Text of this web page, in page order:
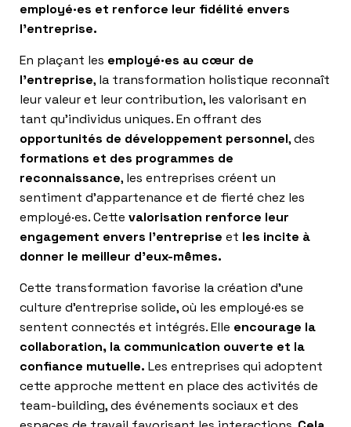
employé·es et renforce leur fidélité envers
l’entreprise.
En plaçant les employé·es au cœur de
l’entreprise, la transformation holistique reconnaît
leur valeur et leur contribution, les valorisant en
tant qu’individus uniques. En offrant des
opportunités de développement personnel, des
formations et des programmes de
reconnaissance, les entreprises créent un
sentiment d’appartenance et de fierté chez les
employé·es. Cette valorisation renforce leur
engagement envers l’entreprise et les incite à
donner le meilleur d’eux-mêmes.
Cette transformation favorise la création d’une
culture d’entreprise solide, où les employé·es se
sentent connectés et intégrés. Elle encourage la
collaboration, la communication ouverte et la
confiance mutuelle. Les entreprises qui adoptent
cette approche mettent en place des activités de
team-building, des événements sociaux et des